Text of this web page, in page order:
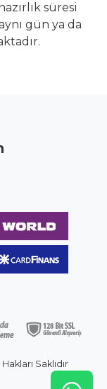
süresi
gün ya da
Saklıdır